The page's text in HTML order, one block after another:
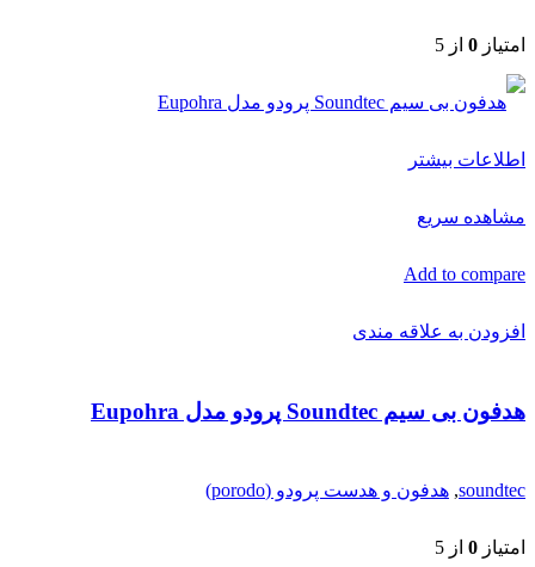
امتیاز 0 از 5
اطلاعات بیشتر
مشاهده سریع
Add to compare
افزودن به علاقه مندی
هدفون بی سیم Soundtec پرودو مدل Eupohra
soundtec
, هدفون و هدست پرودو (porodo)
امتیاز 0 از 5